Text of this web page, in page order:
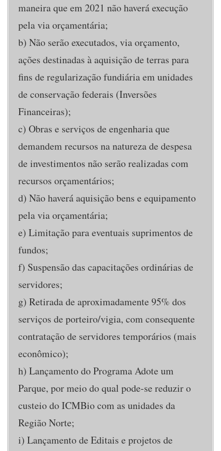
maneira que em 2021 não haverá execução
pela via orçamentária;
b) Não serão executados, via orçamento,
ações destinadas à aquisição de terras para
fins de regularização fundiária em unidades
de conservação federais (Inversões
Financeiras);
c) Obras e serviços de engenharia que
demandem recursos na natureza de despesa
de investimentos não serão realizadas com
recursos orçamentários;
d) Não haverá aquisição bens e equipamento
pela via orçamentária;
e) Limitação para eventuais suprimentos de
fundos;
f) Suspensão das capacitações ordinárias de
servidores;
g) Retirada de aproximadamente 95% dos
serviços de porteiro/vigia, com consequente
contratação de servidores temporários (mais
econômico);
h) Lançamento do Programa Adote um
Parque, por meio do qual pode-se reduzir o
custeio do ICMBio com as unidades da
Região Norte;
i) Lançamento de Editais e projetos de